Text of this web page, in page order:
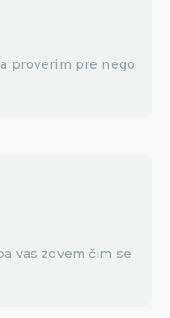
proverim pre nego
vas zovem čim se